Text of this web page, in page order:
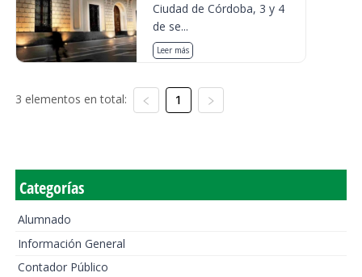
Ciudad de Córdoba, 3 y 4
de se...
Leer más
3 elementos en total: 1
Categorías
Alumnado
Información General
Contador Público